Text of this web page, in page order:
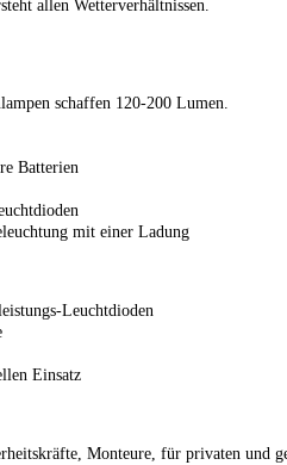
allen Wetterverhältnissen.
schaffen 120-200 Lumen.
Batterien
mit einer Ladung
Leuchtdioden
Einsatz
Monteure, für privaten und